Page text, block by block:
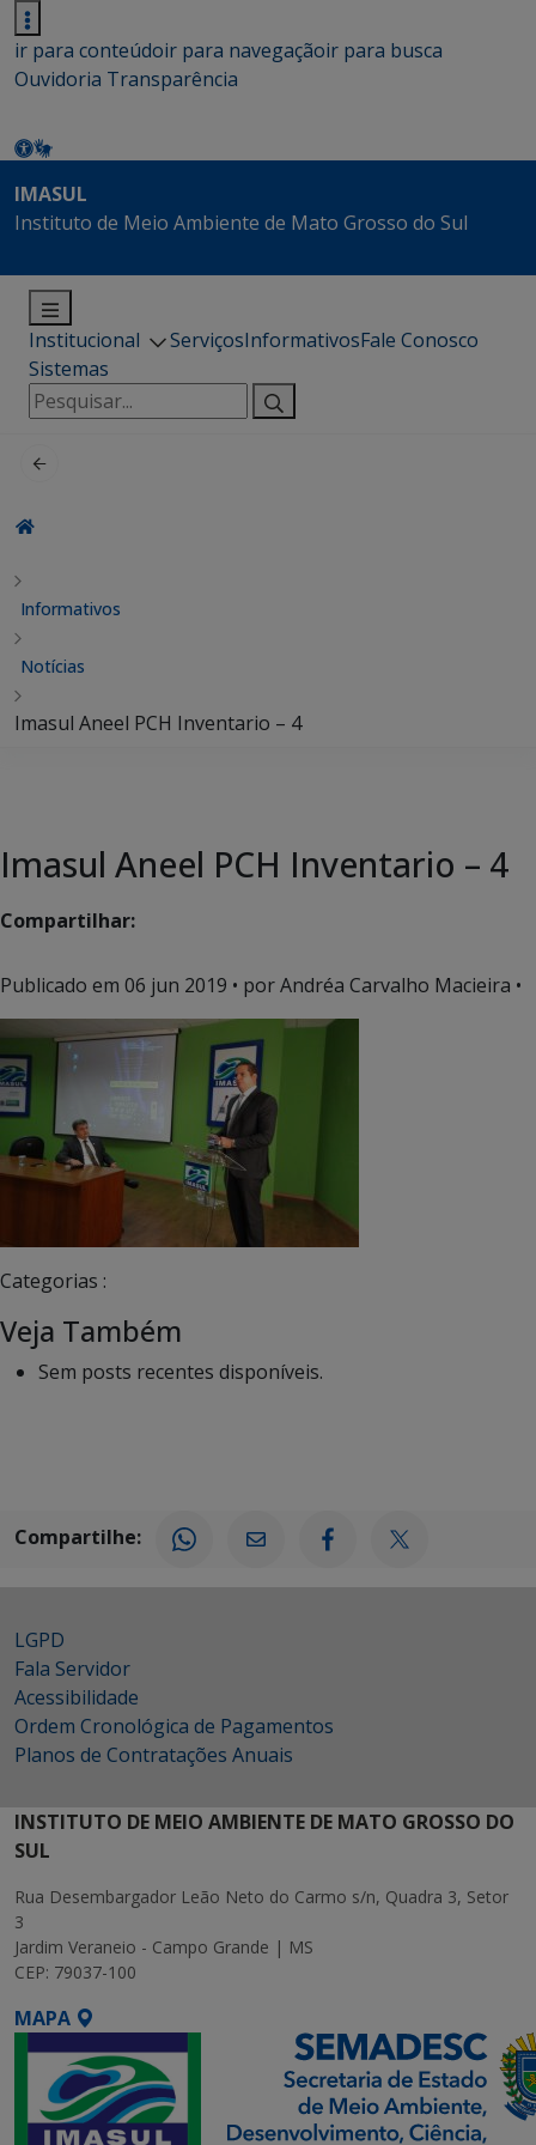
ir para conteúdoir para navegaçãoir para busca
Ouvidoria Transparência
IMASUL
Instituto de Meio Ambiente de Mato Grosso do Sul
Institucional ServiçosInformativosFale Conosco
Sistemas
Pesquisar
por:
Informativos
Notícias
Imasul Aneel PCH Inventario – 4
Imasul Aneel PCH Inventario – 4
Compartilhar:
Publicado em 06 jun 2019 • por Andréa Carvalho Macieira •
Categorias :
Veja Também
Sem posts recentes disponíveis.
Compartilhe:
LGPD
Fala Servidor
Acessibilidade
Ordem Cronológica de Pagamentos
Planos de Contratações Anuais
INSTITUTO DE MEIO AMBIENTE DE MATO GROSSO DO
SUL
Rua Desembargador Leão Neto do Carmo s/n, Quadra 3, Setor
3
Jardim Veraneio - Campo Grande | MS
CEP: 79037-100
MAPA